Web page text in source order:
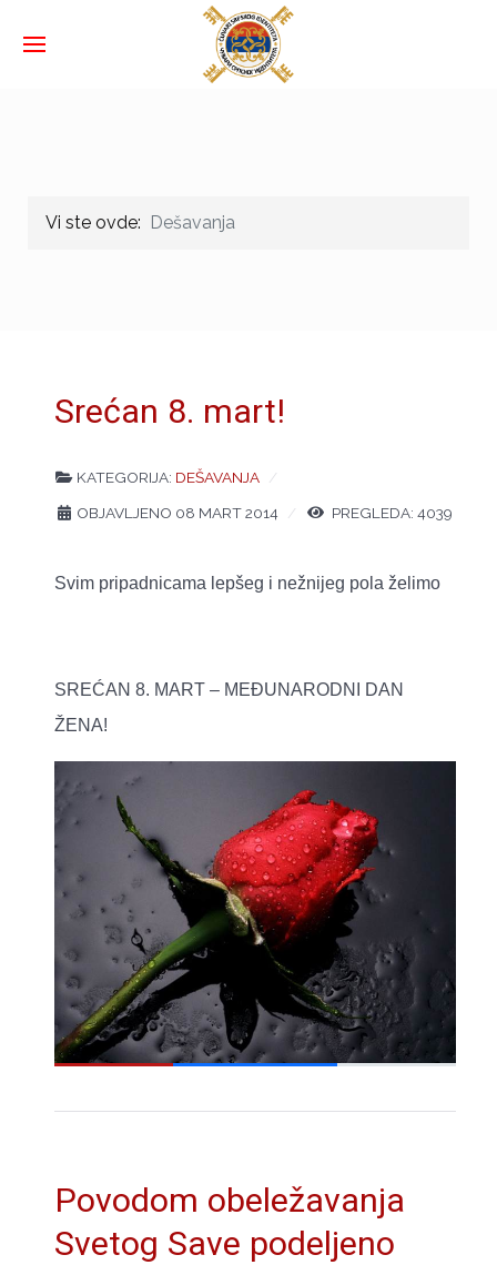
Vi ste ovde: Dešavanja
Srećan 8. mart!
KATEGORIJA: DEŠAVANJA
OBJAVLJENO 08 MART 2014
PREGLEDA: 4039
Svim pripadnicama lepšeg i nežnijeg pola želimo
SREĆAN 8. MART – MEĐUNARODNI DAN
ŽENA!
Povodom obeležavanja
Svetog Save podeljeno